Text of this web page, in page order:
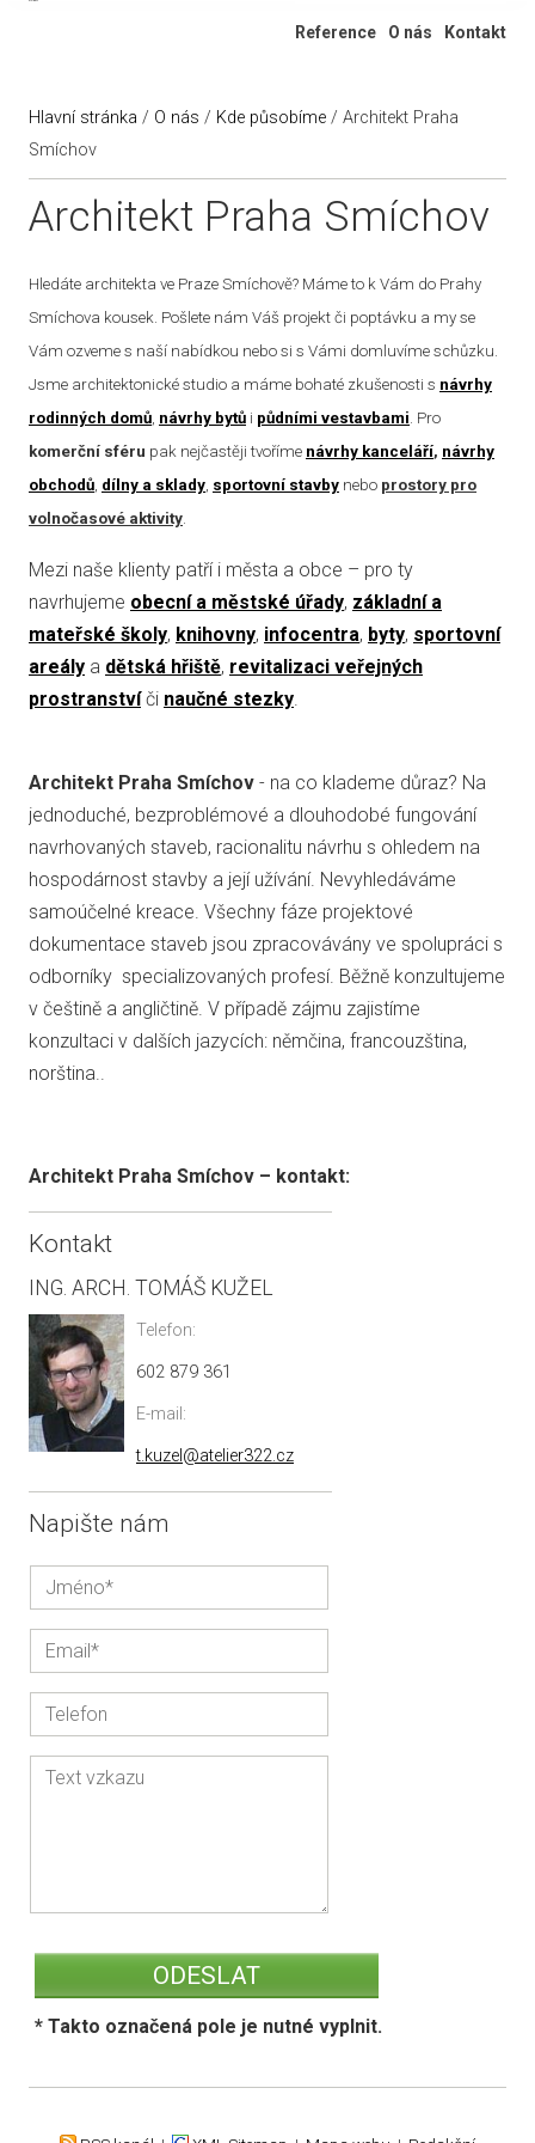
Reference O nás Kontakt
Hlavní stránka / O nás / Kde působíme / Architekt Praha
Smíchov
Architekt Praha Smíchov
Hledáte architekta ve Praze Smíchově? Máme to k Vám do Prahy
Smíchova kousek. Pošlete nám Váš projekt či poptávku a my se
Vám ozveme s naší nabídkou nebo si s Vámi domluvíme schůzku.
Jsme architektonické studio a máme bohaté zkušenosti s návrhy
rodinných domů, návrhy bytů i půdními vestavbami. Pro
komerční sféru pak nejčastěji tvoříme návrhy kanceláří, návrhy
obchodů, dílny a sklady, sportovní stavby nebo prostory pro
volnočasové aktivity.
Mezi naše klienty patří i města a obce – pro ty
navrhujeme obecní a městské úřady, základní a
mateřské školy, knihovny, infocentra, byty, sportovní
areály a dětská hřiště, revitalizaci veřejných
prostranstvíči naučné stezky.
Architekt Praha Smíchov - na co klademe důraz? Na
jednoduché, bezproblémové a dlouhodobé fungování
navrhovaných staveb, racionalitu návrhu s ohledem na
hospodárnost stavby a její užívání. Nevyhledáváme
samoúčelné kreace. Všechny fáze projektové
dokumentace staveb jsou zpracovávány ve spolupráci s
odborníky specializovaných profesí. Běžně konzultujeme
v češtině a angličtině. V případě zájmu zajistíme
konzultaci v dalších jazycích: němčina, francouzština,
norština..
Architekt Praha Smíchov – kontakt:
Kontakt
ING. ARCH. TOMÁŠ KUŽEL
Telefon:
602 879 361
E-mail:
t.kuzel@atelier322.cz
Napište nám
* Takto označená pole je nutné vyplnit.